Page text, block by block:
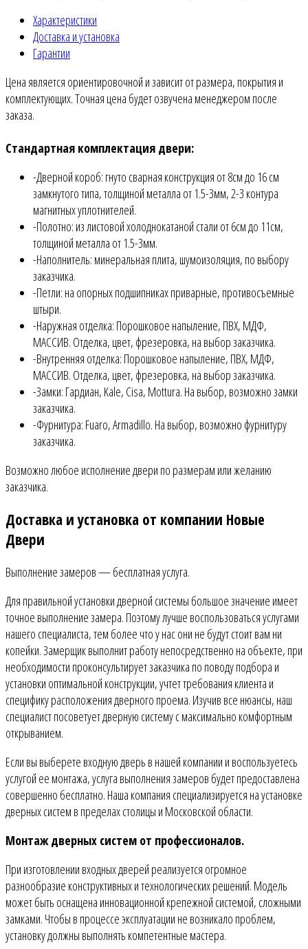
Характеристики
Доставка и установка
Гарантии
Цена является ориентировочной и зависит от размера, покрытия и
комплектующих. Точная цена будет озвучена менеджером после
заказа.
Стандартная комплектация двери:
-Дверной короб: гнуто сварная конструкция от 8см до 16 см
замкнутого типа, толщиной металла от 1.5-3мм, 2-3 контура
магнитных уплотнителей.
-Полотно: из листовой холоднокатаной стали от 6см до 11см,
толщиной металла от 1.5-3мм.
-Наполнитель: минеральная плита, шумоизоляция, по выбору
заказчика.
-Петли: на опорных подшипниках приварные, противосъемные
штыри.
-Наружная отделка: Порошковое напыление, ПВХ, МДФ,
МАССИВ. Отделка, цвет, фрезеровка, на выбор заказчика.
-Внутренняя отделка: Порошковое напыление, ПВХ, МДФ,
МАССИВ. Отделка, цвет, фрезеровка, на выбор заказчика.
-Замки: Гардиан, Kale, Cisa, Mottura. На выбор, возможно замки
заказчика.
-Фурнитура: Fuaro, Armadillo. На выбор, возможно фурнитуру
заказчика.
Возможно любое исполнение двери по размерам или желанию
заказчика.
Доставка и установка от компании Новые
Двери
Выполнение замеров — бесплатная услуга.
Для правильной установки дверной системы большое значение имеет
точное выполнение замера. Поэтому лучше воспользоваться услугами
нашего специалиста, тем более что у нас они не будут стоит вам ни
копейки. Замерщик выполнит работу непосредственно на объекте, при
необходимости проконсультирует заказчика по поводу подбора и
установки оптимальной конструкции, учтет требования клиента и
специфику расположения дверного проема. Изучив все нюансы, наш
специалист посоветует дверную систему с максимально комфортным
открыванием.
Если вы выберете входную дверь в нашей компании и воспользуетесь
услугой ее монтажа, услуга выполнения замеров будет предоставлена
совершенно бесплатно. Наша компания специализируется на установке
дверных систем в пределах столицы и Московской области.
Монтаж дверных систем от профессионалов.
При изготовлении входных дверей реализуется огромное
разнообразие конструктивных и технологических решений. Модель
может быть оснащена инновационной крепежной системой, сложными
замками. Чтобы в процессе эксплуатации не возникало проблем,
установку должны выполнять компетентные мастера.